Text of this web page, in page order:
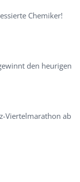
Chemiker!
den heurigen
Viertelmarathon ab